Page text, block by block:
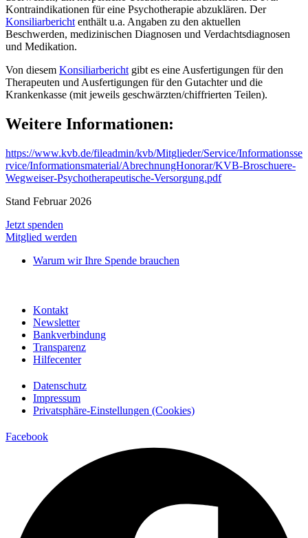
Kontraindikationen für eine Psychotherapie abzuklären. Der
Konsiliarbericht enthält u.a. Angaben zu den aktuellen
Beschwerden, medizinischen Diagnosen und Verdachtsdiagnosen
und Medikation.
Von diesem Konsiliarbericht gibt es eine Ausfertigungen für den
Therapeuten und Ausfertigungen für den Gutachter und die
Krankenkasse (mit jeweils geschwärzten/chiffrierten Teilen).
Weitere Informationen:
https://www.kvb.de/fileadmin/kvb/Mitglieder/Service/Informationsse
rvice/Informationsmaterial/AbrechnungHonorar/KVB-Broschuere-
Wegweiser-Psychotherapeutische-Versorgung.pdf
Stand Februar 2026
Jetzt spenden
Mitglied werden
Warum wir Ihre Spende brauchen
Kontakt
Newsletter
Bankverbindung
Transparenz
Hilfecenter
Datenschutz
Impressum
Privatsphäre-Einstellungen (Cookies)
Facebook